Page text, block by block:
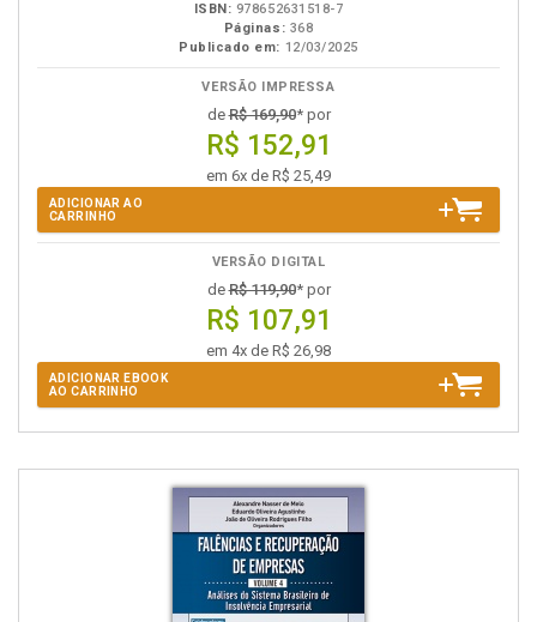
ISBN: 978652631518-7
Páginas: 368
Publicado em: 12/03/2025
VERSÃO IMPRESSA
deR$ 169,90* por
R$ 152,91
em 6x de R$ 25,49
ADICIONAR AO
CARRINHO
VERSÃO DIGITAL
deR$ 119,90* por
R$ 107,91
em 4x de R$ 26,98
ADICIONAR EBOOK
AO CARRINHO